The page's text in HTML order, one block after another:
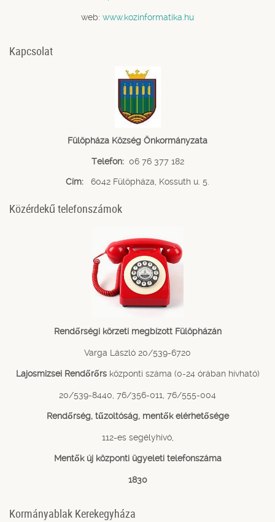
web: www.kozinformatika.hu
Kapcsolat
Fülöpháza Község Önkormányzata
Telefon: 06 76 377 182
Cím: 6042 Fülöpháza, Kossuth u. 5.
Közérdekű telefonszámok
Rendőrségi körzeti megbízott Fülöpházán
Varga László 20/539-6720
Lajosmizsei Rendőrőrsközponti száma (0-24 órában hívható)
20/539-8440, 76/356-011, 76/555-004
Rendőrség, tűzoltóság, mentők elérhetősége
112-es segélyhívó,
Mentők új központi ügyeleti telefonszáma
1830
Kormányablak Kerekegyháza